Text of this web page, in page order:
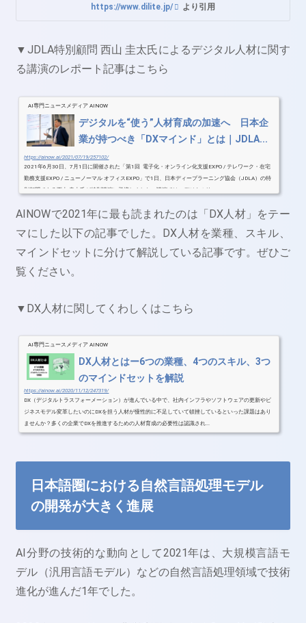
https://www.dilite.jp/ より引用
▼JDLA特別顧問 西山 圭太氏によるデジタル人材に関す
る講演のレポート記事はこちら
AI専門ニュースメディア AINOW
デジタルを“使う”人材育成の加速へ 日本企
業が持つべき「DXマインド」とは｜JDLA...
https://ainow.ai/2021/07/19/257102/
2021年6月30日、7月1日に開催された「第1回 電子化・オンライン化支援EXPO / テレワーク・在宅
勤務支援EXPO / ニューノーマル オフィスEXPO」で1日、日本ディープラーニング協会（JDLA）の特
別顧問である西山 圭太氏が特別講演に登壇しました。講演では、デジタルリ...
AINOWで2021年に最も読まれたのは「DX人材」をテー
マにした以下の記事でした。DX人材を業種、スキル、
マインドセットに分けて解説している記事です。ぜひご
覧ください。
▼DX人材に関してくわしくはこちら
AI専門ニュースメディア AINOW
DX人材とはー6つの業種、4つのスキル、3つ
のマインドセットを解説
https://ainow.ai/2020/11/12/247319/
DX（デジタルトラスフォーメーション）が進んでいる中で、社内インフラやソフトウェアの更新やビ
ジネスモデル変革したいのにDXを担う人材が慢性的に不足していて頓挫しているといった課題はあり
ませんか？多くの企業でDXを推進するための人材育成の必要性は認識され...
日本語圏における自然言語処理モデル
の開発が大きく進展
AI分野の技術的な動向として2021年は、大規模言語モ
デル（汎用言語モデル）などの自然言語処理領域で技術
進化が進んだ1年でした。